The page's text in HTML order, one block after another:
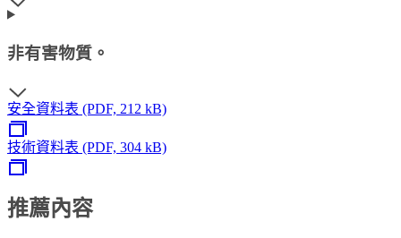
非有害物質。
安全資料表 (PDF, 212 kB)
技術資料表 (PDF, 304 kB)
推薦內容